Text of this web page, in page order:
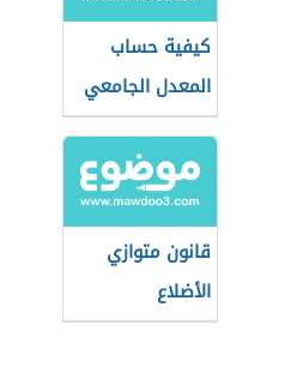
كيفية حساب
المعدل الجامعي
قانون متوازي
الأضلاع